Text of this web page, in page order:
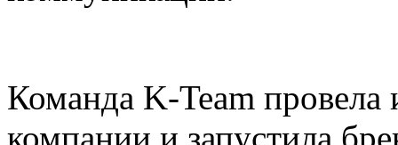
Команда K-Team провела
компании и запустила